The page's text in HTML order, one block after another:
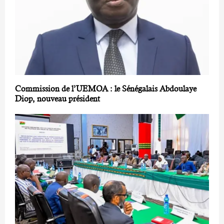
Commission de l’UEMOA : le Sénégalais Abdoulaye
Diop, nouveau président